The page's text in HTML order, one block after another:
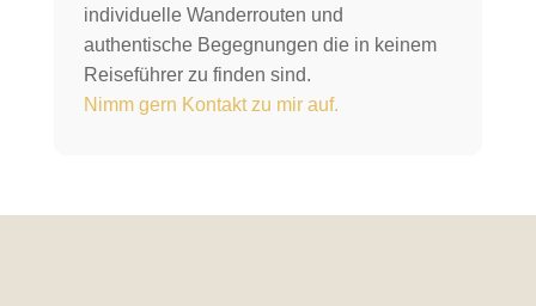
individuelle Wanderrouten und
authentische Begegnungen die in keinem
Reiseführer zu finden sind.
Nimm gern Kontakt zu mir auf.